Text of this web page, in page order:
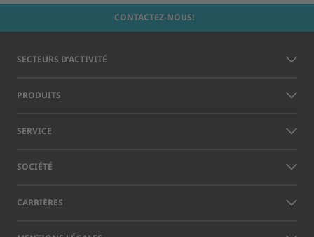
CONTACTEZ-NOUS!
SECTEURS D’ACTIVITÉ
PRODUITS
SERVICE
SOCIÉTÉ
CARRIÈRES